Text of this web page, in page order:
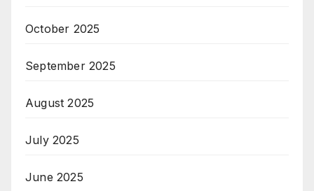
October 2025
September 2025
August 2025
July 2025
June 2025